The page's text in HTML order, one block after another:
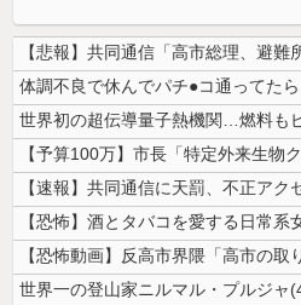
世界一の登山家ニルマル・プルジャ